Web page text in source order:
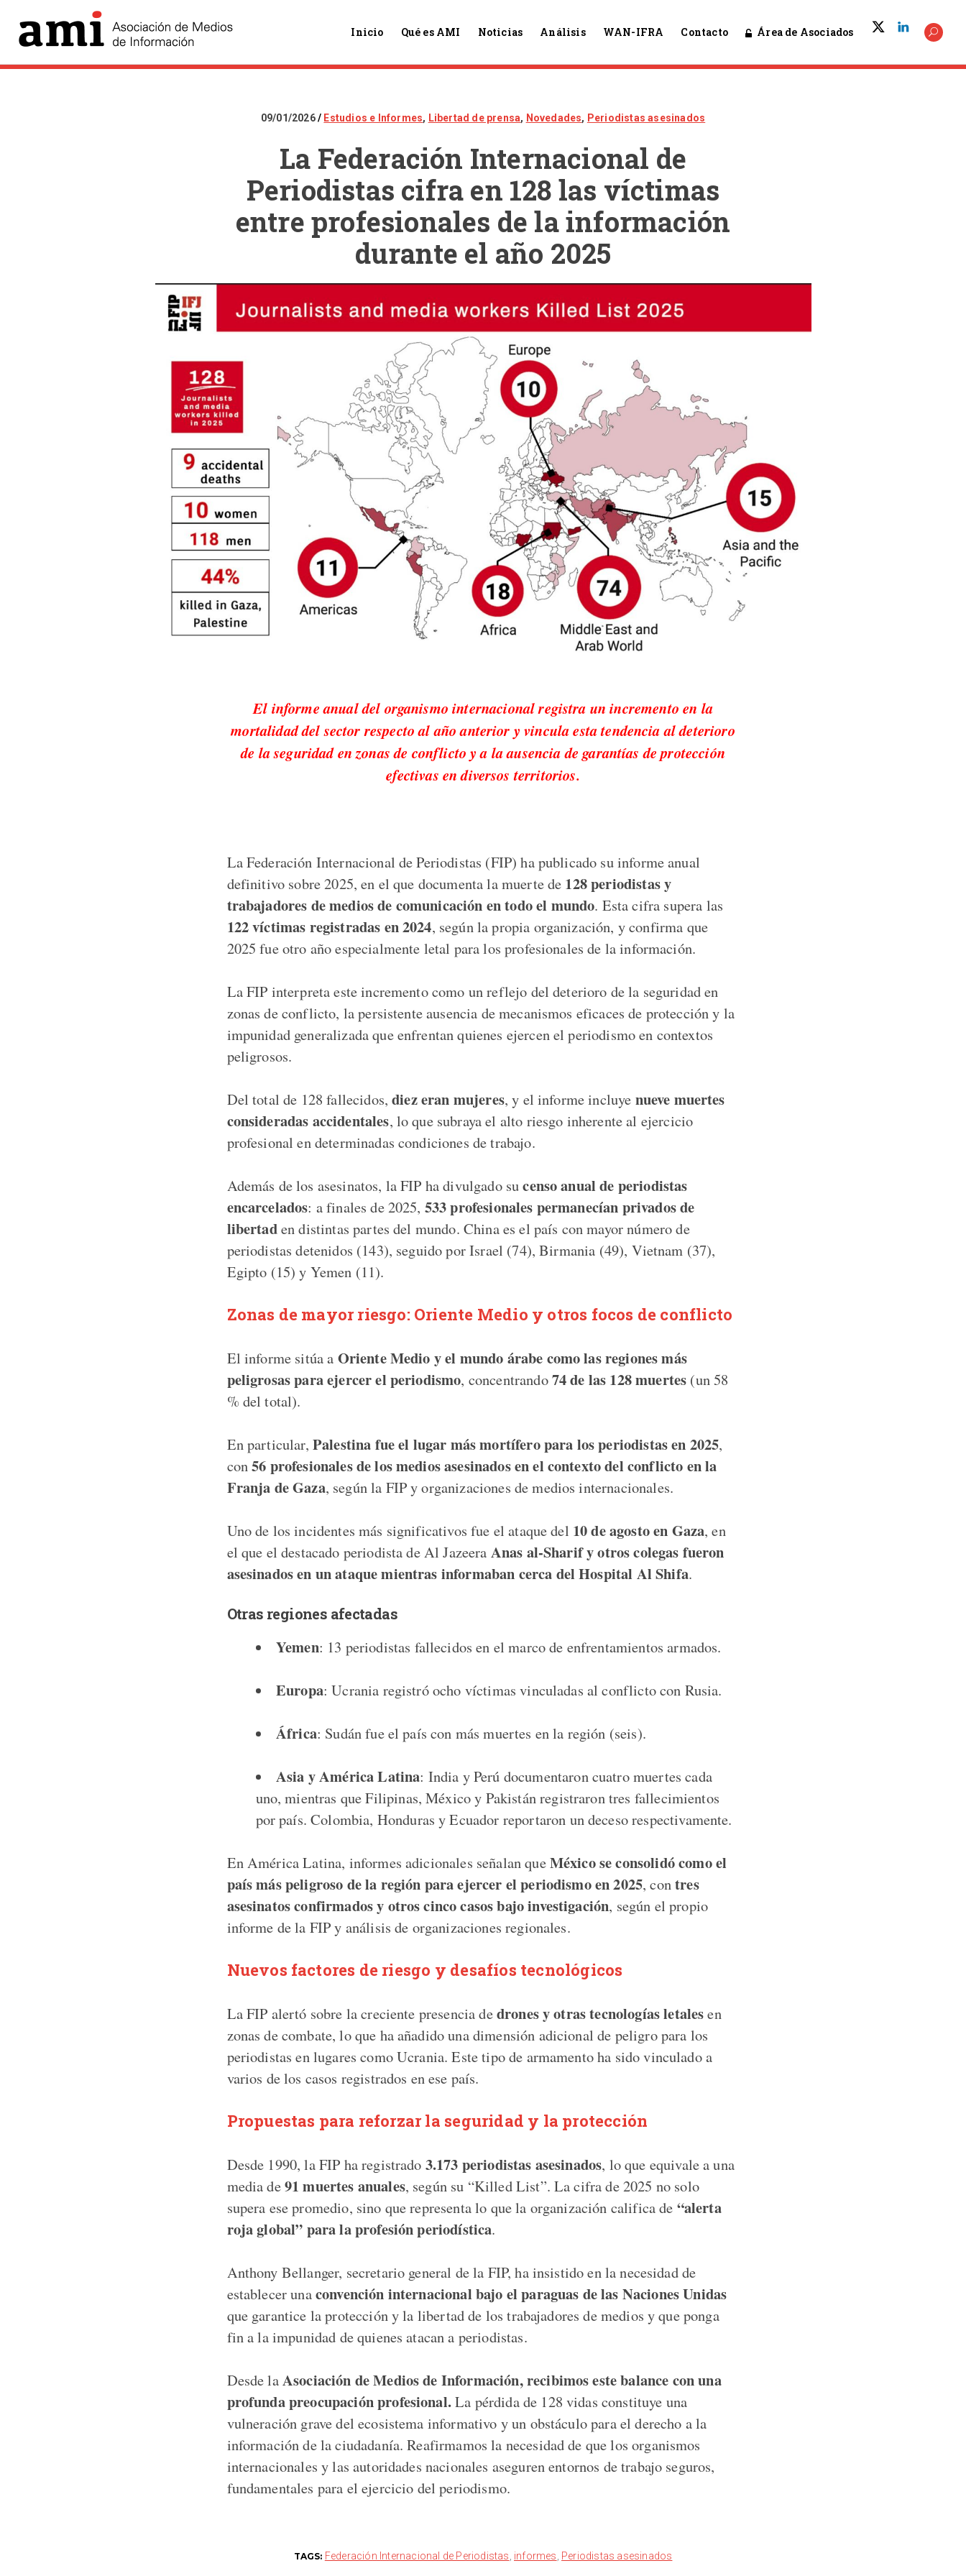
Inicio Qué es AMI Noticias Análisis WAN-IFRA Contacto Área de Asociados
09/01/2026 Estudios e Informes, Libertad de prensa, Novedades, Periodistas asesinados
La Federación Internacional de
Periodistas cifra en 128 las víctimas
entre profesionales de la información
durante el año 2025
El informe anual del organismo internacional registra un incremento en la
mortalidad del sector respecto al año anterior y vincula esta tendencia al deterioro
de la seguridad en zonas de conflicto y a la ausencia de garantías de protección
efectivas en diversos territorios.
La Federación Internacional de Periodistas (FIP) ha publicado su informe anual
definitivo sobre 2025, en el que documenta la muerte de 128 periodistas y
trabajadores de medios de comunicación en todo el mundo. Esta cifra supera las
122 víctimas registradas en 2024, según la propia organización, y confirma que
2025 fue otro año especialmente letal para los profesionales de la información.
La FIP interpreta este incremento como un reflejo del deterioro de la seguridad en
zonas de conflicto, la persistente ausencia de mecanismos eficaces de protección y la
impunidad generalizada que enfrentan quienes ejercen el periodismo en contextos
peligrosos.
Del total de 128 fallecidos,diez eran mujeres, y el informe incluye nueve muertes
consideradas accidentales, lo que subraya el alto riesgo inherente al ejercicio
profesional en determinadas condiciones de trabajo.
Además de los asesinatos, la FIP ha divulgado sucenso anual de periodistas
encarcelados: a finales de 2025, 533 profesionales permanecían privados de
libertaden distintas partes del mundo. China es el país con mayor número de
periodistas detenidos (143), seguido por Israel (74), Birmania (49), Vietnam (37),
Egipto (15) y Yemen (11).
Zonas de mayor riesgo: Oriente Medio y otros focos de conflicto
El informe sitúa a Oriente Medio y el mundo árabe como las regiones más
peligrosas para ejercer el periodismo, concentrando74 de las 128 muertes (un 58
% del total).
En particular, Palestina fue el lugar más mortífero para los periodistas en 2025,
con56 profesionales de los medios asesinados en el contexto del conflicto en la
Franja de Gaza, según la FIP y organizaciones de medios internacionales.
Uno de los incidentes más significativos fue el ataque del 10 de agosto en Gaza, en
el que el destacado periodista de Al Jazeera Anas al-Sharif y otros colegas fueron
asesinados en un ataque mientras informaban cerca del Hospital Al Shifa.
Otras regiones afectadas
Yemen: 13 periodistas fallecidos en el marco de enfrentamientos armados.
Europa: Ucrania registró ocho víctimas vinculadas al conflicto con Rusia.
África: Sudán fue el país con más muertes en la región (seis).
Asia y América Latina: India y Perú documentaron cuatro muertes cada
uno, mientras que Filipinas, México y Pakistán registraron tres fallecimientos
por país. Colombia, Honduras y Ecuador reportaron un deceso respectivamente.
En América Latina, informes adicionales señalan queMéxico se consolidó como el
país más peligroso de la región para ejercer el periodismo en 2025, contres
asesinatos confirmados y otros cinco casos bajo investigación, según el propio
informe de la FIP y análisis de organizaciones regionales.
Nuevos factores de riesgo y desafíos tecnológicos
La FIP alertó sobre la creciente presencia dedrones y otras tecnologías letalesen
zonas de combate, lo que ha añadido una dimensión adicional de peligro para los
periodistas en lugares como Ucrania. Este tipo de armamento ha sido vinculado a
varios de los casos registrados en ese país.
Propuestas para reforzar la seguridad y la protección
Desde 1990, la FIP ha registrado 3.173 periodistas asesinados, lo que equivale a una
media de91 muertes anuales, según su “Killed List”. La cifra de 2025 no solo
supera ese promedio, sino que representa lo que la organización califica de “alerta
roja global” para la profesión periodística.
Anthony Bellanger, secretario general de la FIP, ha insistido en la necesidad de
establecer unaconvención internacional bajo el paraguas de las Naciones Unidas
que garantice la protección y la libertad de los trabajadores de medios y que ponga
fin a la impunidad de quienes atacan a periodistas.
Desde laAsociación de Medios de Información, recibimos este balance con una
profunda preocupación profesional.La pérdida de 128 vidas constituye una
vulneración grave del ecosistema informativo y un obstáculo para el derecho a la
información de la ciudadanía. Reafirmamos la necesidad de que los organismos
internacionales y las autoridades nacionales aseguren entornos de trabajo seguros,
fundamentales para el ejercicio del periodismo.
TAGS: Federación Internacional de Periodistas, informes, Periodistas asesinados